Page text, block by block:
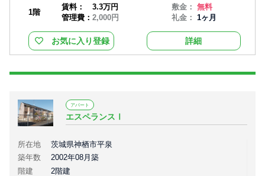
1階
賃料：
3.3万円
管理費： 2,000円
敷金：無料
礼金：1ヶ月
お気に入り登録 詳細
アパート
エスペランスⅠ
所在地
茨城県神栖市平泉
築年数
2002年08月築
階建
2階建